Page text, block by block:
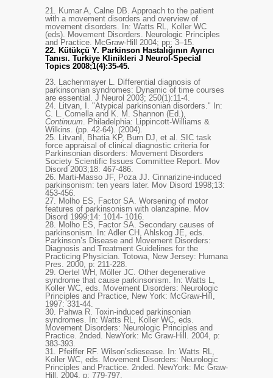
21. Kumar A, Calne DB. Approach to the patient
with a movement disorders and overview of
movement disorders. In: Watts RL, Koller WC
(eds). Movement Disorders. Neurologic Principles
and Practice. McGraw-Hill 2004; pp: 3–15.
22. Kütükçü Y. Parkinson Hastalığının Ayırıcı
Tanısı. Turkiye Klinikleri J Neurol-Special
Topics 2008;1(4):35-45.
23. Lachenmayer L. Differential diagnosis of
parkinsonian syndromes: Dynamic of time courses
are essential. J Neurol 2003; 250(1):11-4.
24. Litvan, I. "Atypical parkinsonian disorders." In:
C. L. Comella and K. M. Shannon (Ed.),
Continuum. Philadelphia: Lippincott-Williams &
Wilkins. (pp. 42-64). (2004).
25. LitvanI, Bhatia KP, Burn DJ, et al. SIC task
force appraisal of clinical diagnostic criteria for
Parkinsonian disorders: Movement Disorders
Society Scientific Issues Committee Report. Mov
Disord 2003;18: 467-486.
26. Marti-Masso JF, Poza JJ. Cinnarizine-induced
parkinsonism: ten years later. Mov Disord 1998;13:
453-456.
27. Molho ES, Factor SA. Worsening of motor
features of parkinsonism with olanzapine. Mov
Disord 1999;14: 1014- 1016.
28. Molho ES, Factor SA. Secondary causes of
parkinsonism. In: Adler CH, Ahlskog JE, eds.
Parkinson’s Disease and Movement Disorders:
Diagnosis and Treatment Guidelines for the
Practicing Physician. Totowa, New Jersey: Humana
Pres. 2000, p: 211-228.
29. Oertel WH, Möller JC. Other degenerative
syndrome that cause parkinsonism. In: Watts L,
Koller WC, eds. Movement Disorders: Neurologic
Principles and Practice, New York: McGraw-Hill,
1997: 331-44.
30. Pahwa R. Toxin-induced parkinsonian
syndromes. In: Watts RL, Koller WC, eds.
Movement Disorders: Neurologic Principles and
Practice. 2nded. NewYork: Mc Graw-Hill. 2004, p:
383-393.
31. Pfeiffer RF. Wilson’sdiesease. In: Watts RL,
Koller WC, eds. Movement Disorders: Neurologic
Principles and Practice. 2nded. NewYork: Mc Graw-
Hill. 2004, p: 779-797.